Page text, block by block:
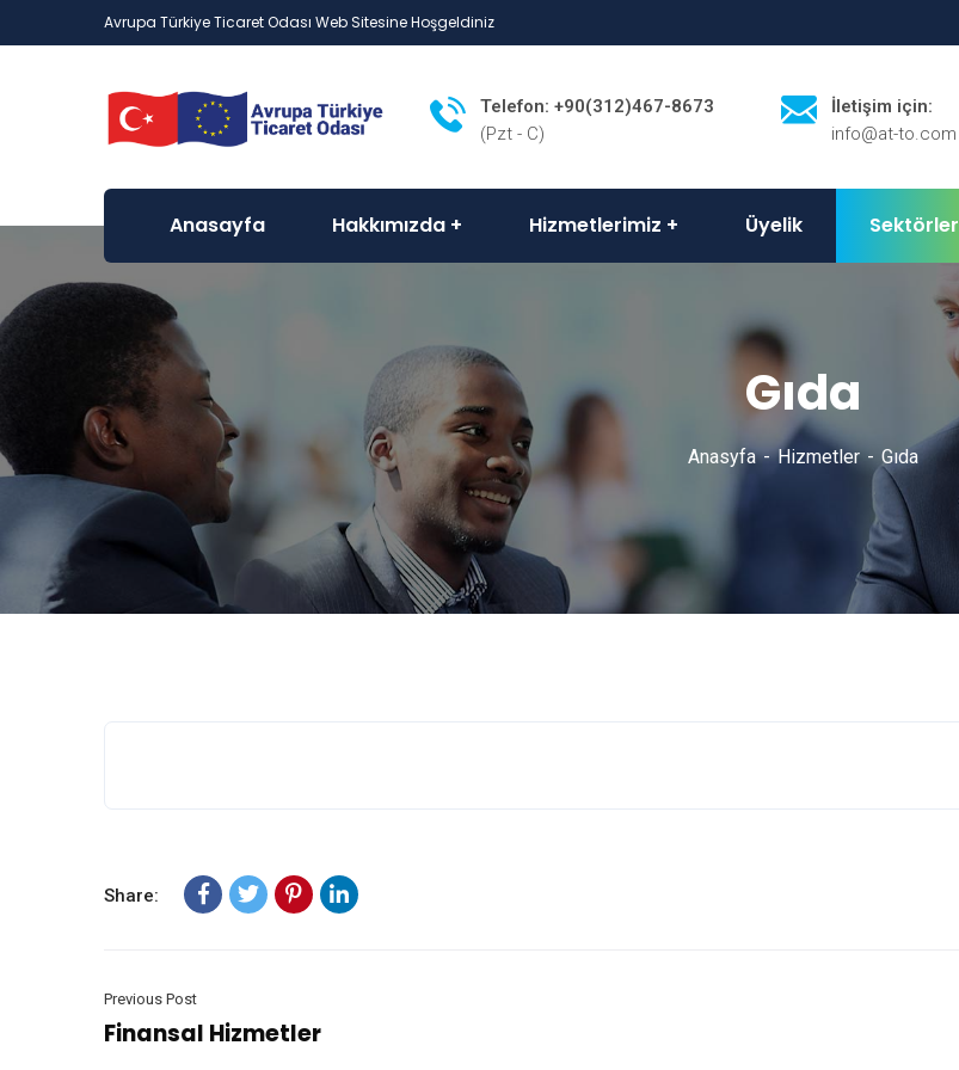
Avrupa Türkiye Ticaret Odası Web Sitesine Hoşgeldiniz
Telefon: +90(312)467-8673
(Pzt - C)
İletişim için:
info@at-to.com
Anasayfa Hakkımızda Hizmetlerimiz Üyelik Sektörler
Gıda
Anasyfa Hizmetler Gıda
Share:
Previous Post
Finansal Hizmetler